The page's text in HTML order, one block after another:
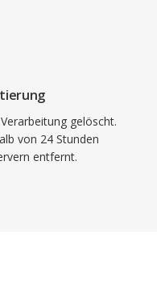
gelöscht.
von 24 Stunden
entfernt.